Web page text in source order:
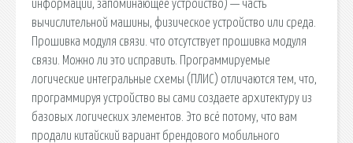
информации, запоминающее устройство) — часть
вычислительной машины, физическое устройство или среда.
Прошивка модуля связи. что отсутствует прошивка модуля
связи. Можно ли это исправить. Программируемые
логические интегральные схемы (ПЛИС) отличаются тем, что,
программируя устройство вы сами создаете архитектуру из
базовых логических элементов. Это всё потому, что вам
продали китайский вариант брендового мобильного